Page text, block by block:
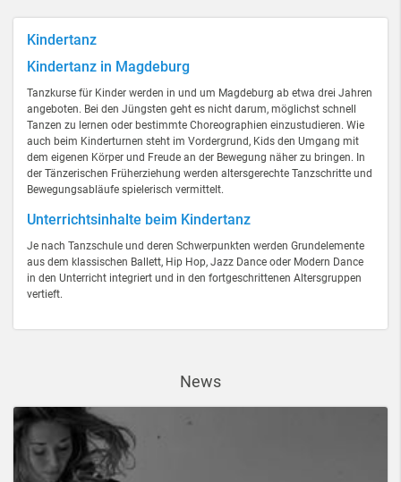
Kindertanz
Kindertanz in Magdeburg
Tanzkurse für Kinder werden in und um Magdeburg ab etwa drei Jahren
angeboten. Bei den Jüngsten geht es nicht darum, möglichst schnell
Tanzen zu lernen oder bestimmte Choreographien einzustudieren. Wie
auch beim Kinderturnen steht im Vordergrund, Kids den Umgang mit
dem eigenen Körper und Freude an der Bewegung näher zu bringen. In
der Tänzerischen Früherziehung werden altersgerechte Tanzschritte und
Bewegungsabläufe spielerisch vermittelt.
Unterrichtsinhalte beim Kindertanz
Je nach Tanzschule und deren Schwerpunkten werden Grundelemente
aus dem klassischen Ballett, Hip Hop, Jazz Dance oder Modern Dance
in den Unterricht integriert und in den fortgeschrittenen Altersgruppen
vertieft.
News